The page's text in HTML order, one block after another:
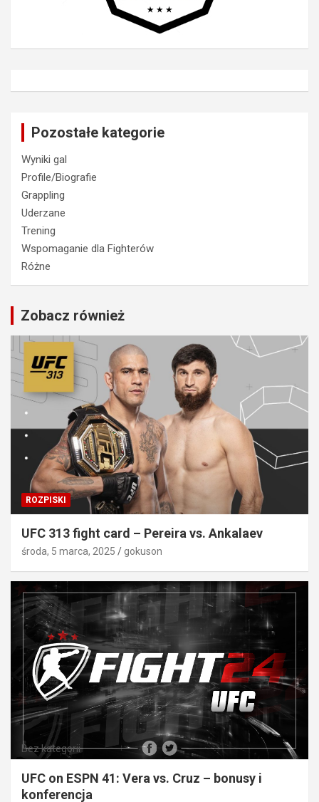
Pozostałe kategorie
Wyniki gal
Profile/Biografie
Grappling
Uderzane
Trening
Wspomaganie dla Fighterów
Różne
Zobacz również
ROZPISKI
UFC 313 fight card – Pereira vs. Ankalaev
środa, 5 marca, 2025 gokuson
Bez kategorii
UFC on ESPN 41: Vera vs. Cruz – bonusy i
konferencja